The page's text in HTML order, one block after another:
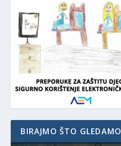
BIRAJMO ŠTO GLEDAMO